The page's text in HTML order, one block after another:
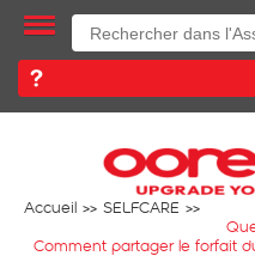
Accueil
SELFCARE
Comment partager le forfait